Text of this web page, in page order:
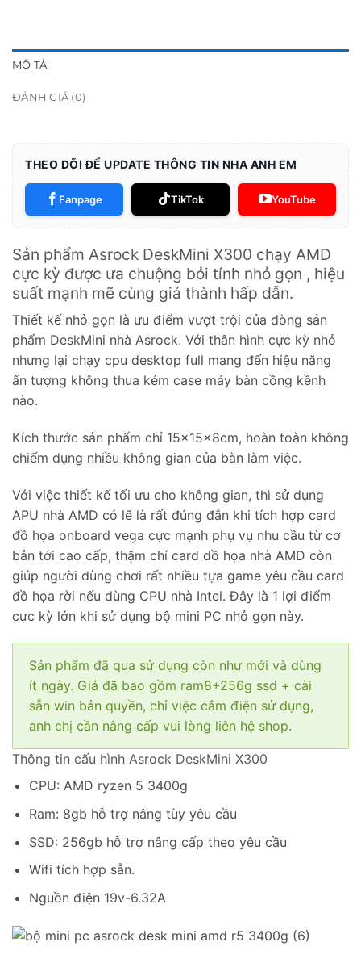
MÔ TẢ
ĐÁNH GIÁ (0)
THEO DÕI ĐỂ UPDATE THÔNG TIN NHA ANH EM
Fanpage TikTok YouTube
Sản phẩm Asrock DeskMini X300 chạy AMD
cực kỳ được ưa chuộng bỏi tính nhỏ gọn , hiệu
suất mạnh mẽ cùng giá thành hấp dẫn.
Thiết kế nhỏ gọn là ưu điểm vượt trội của dòng sản
phẩm DeskMini nhà Asrock. Với thân hình cực kỳ nhỏ
nhưng lại chạy cpu desktop full mang đến hiệu năng
ấn tượng không thua kém case máy bàn cồng kềnh
nào.
Kích thước sản phẩm chỉ 15x15x8cm, hoàn toàn không
chiếm dụng nhiều không gian của bàn làm việc.
Với việc thiết kế tối ưu cho không gian, thì sử dụng
APU nhà AMD có lẽ là rất đúng đắn khi tích hợp card
đồ họa onboard vega cực mạnh phụ vụ nhu cầu từ cơ
bản tới cao cấp, thậm chí card dồ họa nhà AMD còn
giúp người dùng chơi rất nhiều tựa game yêu cầu card
đồ họa rời nếu dùng CPU nhà Intel. Đây là 1 lợi điểm
cực kỳ lớn khi sử dụng bộ mini PC nhỏ gọn này.
Sản phẩm đã qua sử dụng còn như mới và dùng
ít ngày. Giá đã bao gồm ram8+256g ssd + cài
sẵn win bản quyền, chỉ việc cắm điện sử dụng,
anh chị cần nâng cấp vui lòng liên hệ shop.
Thông tin cấu hình Asrock DeskMini X300
CPU: AMD ryzen 5 3400g
Ram: 8gb hỗ trợ nâng tùy yêu cầu
SSD: 256gb hỗ trợ nâng cấp theo yêu cầu
Wifi tích hợp sẵn.
Nguồn điện 19v-6.32A